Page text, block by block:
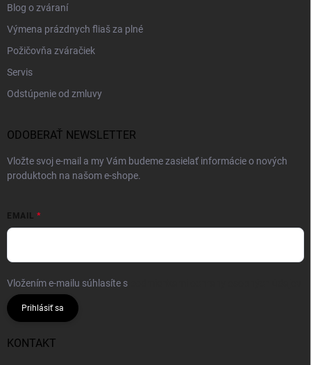
Blog o zváraní
Výmena prázdnych fliaš za plné
Požičovňa zváračiek
Servis
Odstúpenie od zmluvy
ODOBERAŤ NEWSLETTER
Vložte svoj e-mail a my Vám budeme zasielať informácie o nových
produktoch na našom e-shope.
EMAIL
Vložením e-mailu súhlasíte s
Prihlásiť sa
KONTAKT